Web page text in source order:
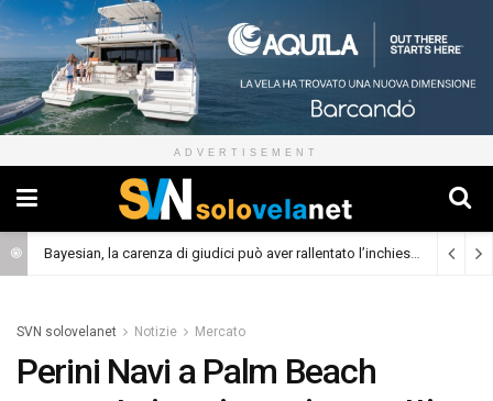
ADVERTISEMENT
Bayesian, la carenza di giudici può aver rallentato l’inchiesta (Cronaca)
SVN solovelanet Notizie Mercato
Perini Navi a Palm Beach